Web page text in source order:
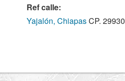
Ref calle:
Yajalón, ChiapasCP. 29930